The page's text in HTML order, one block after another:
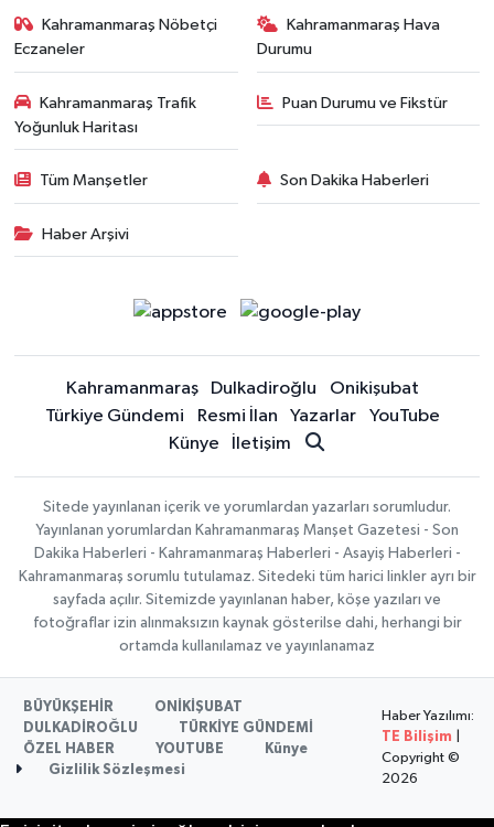
Kahramanmaraş Nöbetçi
Eczaneler
Kahramanmaraş Hava
Durumu
Kahramanmaraş Trafik
Yoğunluk Haritası
Puan Durumu ve Fikstür
Tüm Manşetler Son Dakika Haberleri
Haber Arşivi
Kahramanmaraş Dulkadiroğlu
Onikişubat
Türkiye Gündemi
Resmi İlan Yazarlar
YouTube
Künye
İletişim
Sitede yayınlanan içerik ve yorumlardan yazarları sorumludur.
Yayınlanan yorumlardan Kahramanmaraş Manşet Gazetesi - Son
Dakika Haberleri - Kahramanmaraş Haberleri - Asayiş Haberleri -
Kahramanmaraş sorumlu tutulamaz. Sitedeki tüm harici linkler ayrı bir
sayfada açılır. Sitemizde yayınlanan haber, köşe yazıları ve
fotoğraflar izin alınmaksızın kaynak gösterilse dahi, herhangi bir
ortamda kullanılamaz ve yayınlanamaz
BÜYÜKŞEHİR
ONİKİŞUBAT
DULKADİROĞLU
TÜRKİYE GÜNDEMİ
ÖZEL HABER
YOUTUBE
Künye
Gizlilik Sözleşmesi
Haber Yazılımı:
TE Bilişim
Copyright ©
2026